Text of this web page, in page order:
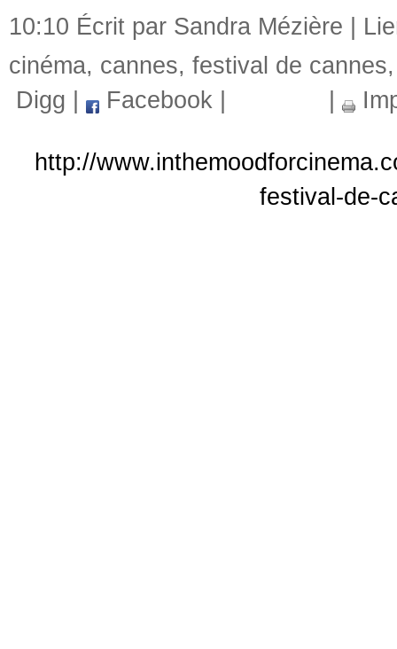
10:10 Écrit par Sandra Mézière |
cinéma, cannes, festival de cannes
Digg
Facebook
http://
festival-de-